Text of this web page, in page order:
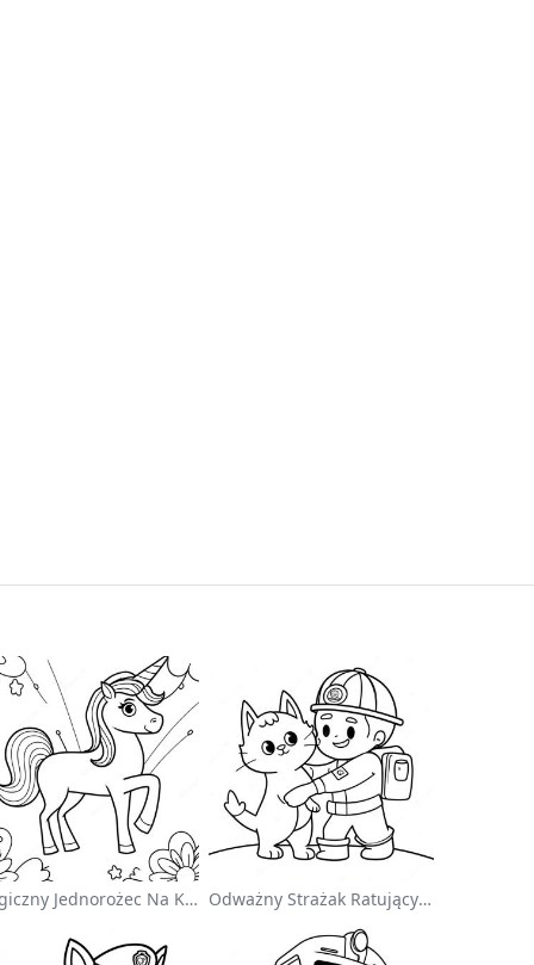
Magiczny Jednorożec Na Kolorowance Z Tęczą Odważny Strażak Ratujący Kota - Kolorowanka